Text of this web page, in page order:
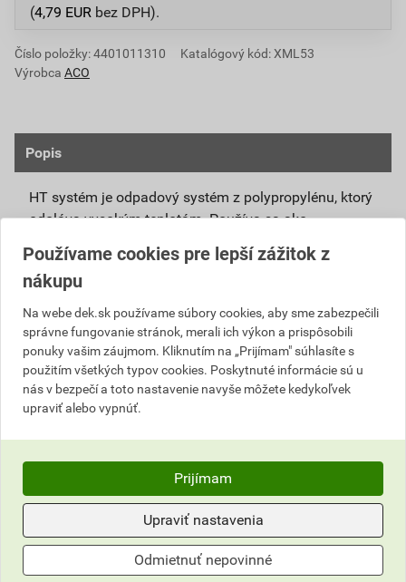
(4,79 EUR bez DPH).
Číslo položky:4401011310
Katalógový kód: XML53
Výrobca ACO
Popis
HT systém je odpadový systém z polypropylénu, ktorý
odoláva vysokým teplotám. Používa sa ako
vnútri budov pri vyššom teplotnom alebo chemickom
zaťažení bez nároku na zníženú horľavosť. Výhody:
vysoké úžitkové vlastnosti – ohľad na vysoké
mechanické, hygienické a ekologické
požiadavky,
bezpečná prevádzka, nízke riziko zanášania –
hrdlový spoj je tesnený viacnásobným tesniacim
životnosť až 100 rokov – vyrábaný z
polypropylénu, ktorý má vysokú húževnatosť,
dlhodobú teplotnú aj chemickú stabilitu,
univerzálne použitie,
jednoduchá montáž,
Používame cookies pre lepší zážitok z
nákupu
Na webe dek.sk používame súbory cookies, aby sme zabezpečili
správne fungovanie stránok, merali ich výkon a prispôsobili
ponuky vašim záujmom. Kliknutím na „Prijímam" súhlasíte s
použitím všetkých typov cookies. Poskytnuté informácie sú u
nás v bezpečí a toto nastavenie navyše môžete kedykoľvek
upraviť alebo vypnúť.
Prijímam
Upraviť nastavenia
Odmietnuť nepovinné